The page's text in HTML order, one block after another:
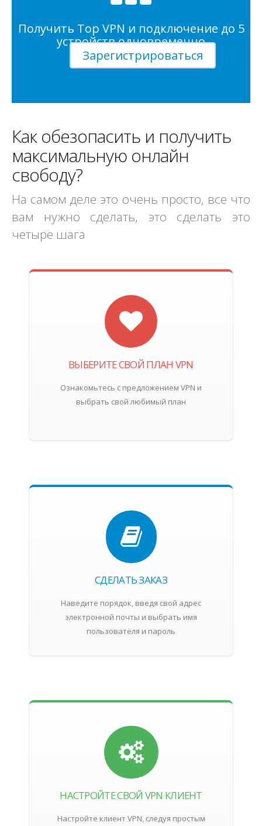
Получить Top VPN и подключение до 5
устройств одновременно
Зарегистрироваться
Как обезопасить и получить
максимальную онлайн
свободу?
На самом деле это очень просто, все что
вам нужно сделать, это сделать это
четыре шага
ВЫБЕРИТЕ СВОЙ ПЛАН VPN
Ознакомьтесь с предложением VPN и
выбрать свой любимый план
СДЕЛАТЬ ЗАКАЗ
Наведите порядок, введя свой адрес
электронной почты и выбрать имя
пользователя и пароль
НАСТРОЙТЕ СВОЙ VPN КЛИЕНТ
Настройте клиент VPN, следуя простым